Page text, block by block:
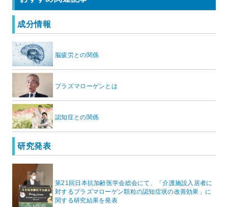
成分情報
脳疲労との関係
プラズマローゲンとは
認知症との関係
研究発表
第21回日本抗加齢医学会総会にて、「介護施設入居者に
対するプラズマローゲン顆粒の認知症状の改善効果」に
関する研究結果を発表